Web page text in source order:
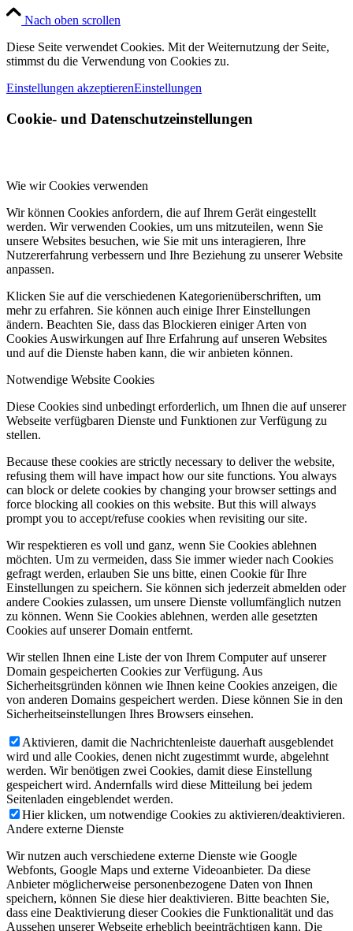
Nach oben scrollen
Diese Seite verwendet Cookies. Mit der Weiternutzung der Seite,
stimmst du die Verwendung von Cookies zu.
Einstellungen akzeptierenEinstellungen
Cookie- und Datenschutzeinstellungen
Wie wir Cookies verwenden
Wir können Cookies anfordern, die auf Ihrem Gerät eingestellt
werden. Wir verwenden Cookies, um uns mitzuteilen, wenn Sie
unsere Websites besuchen, wie Sie mit uns interagieren, Ihre
Nutzererfahrung verbessern und Ihre Beziehung zu unserer Website
anpassen.
Klicken Sie auf die verschiedenen Kategorienüberschriften, um
mehr zu erfahren. Sie können auch einige Ihrer Einstellungen
ändern. Beachten Sie, dass das Blockieren einiger Arten von
Cookies Auswirkungen auf Ihre Erfahrung auf unseren Websites
und auf die Dienste haben kann, die wir anbieten können.
Notwendige Website Cookies
Diese Cookies sind unbedingt erforderlich, um Ihnen die auf unserer
Webseite verfügbaren Dienste und Funktionen zur Verfügung zu
stellen.
Because these cookies are strictly necessary to deliver the website,
refusing them will have impact how our site functions. You always
can block or delete cookies by changing your browser settings and
force blocking all cookies on this website. But this will always
prompt you to accept/refuse cookies when revisiting our site.
Wir respektieren es voll und ganz, wenn Sie Cookies ablehnen
möchten. Um zu vermeiden, dass Sie immer wieder nach Cookies
gefragt werden, erlauben Sie uns bitte, einen Cookie für Ihre
Einstellungen zu speichern. Sie können sich jederzeit abmelden oder
andere Cookies zulassen, um unsere Dienste vollumfänglich nutzen
zu können. Wenn Sie Cookies ablehnen, werden alle gesetzten
Cookies auf unserer Domain entfernt.
Wir stellen Ihnen eine Liste der von Ihrem Computer auf unserer
Domain gespeicherten Cookies zur Verfügung. Aus
Sicherheitsgründen können wie Ihnen keine Cookies anzeigen, die
von anderen Domains gespeichert werden. Diese können Sie in den
Sicherheitseinstellungen Ihres Browsers einsehen.
Aktivieren, damit die Nachrichtenleiste dauerhaft ausgeblendet
wird und alle Cookies, denen nicht zugestimmt wurde, abgelehnt
werden. Wir benötigen zwei Cookies, damit diese Einstellung
gespeichert wird. Andernfalls wird diese Mitteilung bei jedem
Seitenladen eingeblendet werden.
Hier klicken, um notwendige Cookies zu aktivieren/deaktivieren.
Andere externe Dienste
Wir nutzen auch verschiedene externe Dienste wie Google
Webfonts, Google Maps und externe Videoanbieter. Da diese
Anbieter möglicherweise personenbezogene Daten von Ihnen
speichern, können Sie diese hier deaktivieren. Bitte beachten Sie,
dass eine Deaktivierung dieser Cookies die Funktionalität und das
Aussehen unserer Webseite erheblich beeinträchtigen kann. Die